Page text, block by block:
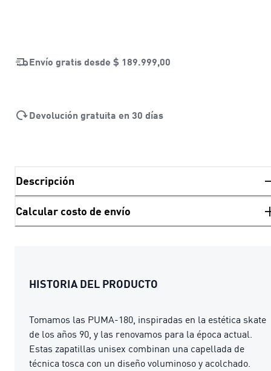
Envío gratis desde $ 189.999,00
Devolución gratuita en 30 días
Descripción
Calcular costo de envío
HISTORIA DEL PRODUCTO
Tomamos las PUMA-180, inspiradas en la estética skate
de los años 90, y las renovamos para la época actual.
Estas zapatillas unisex combinan una capellada de
técnica tosca con un diseño voluminoso y acolchado.